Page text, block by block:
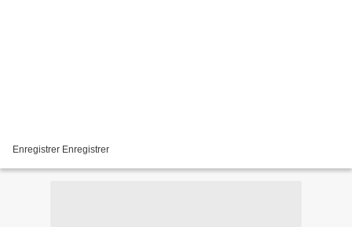
Enregistrer Enregistrer